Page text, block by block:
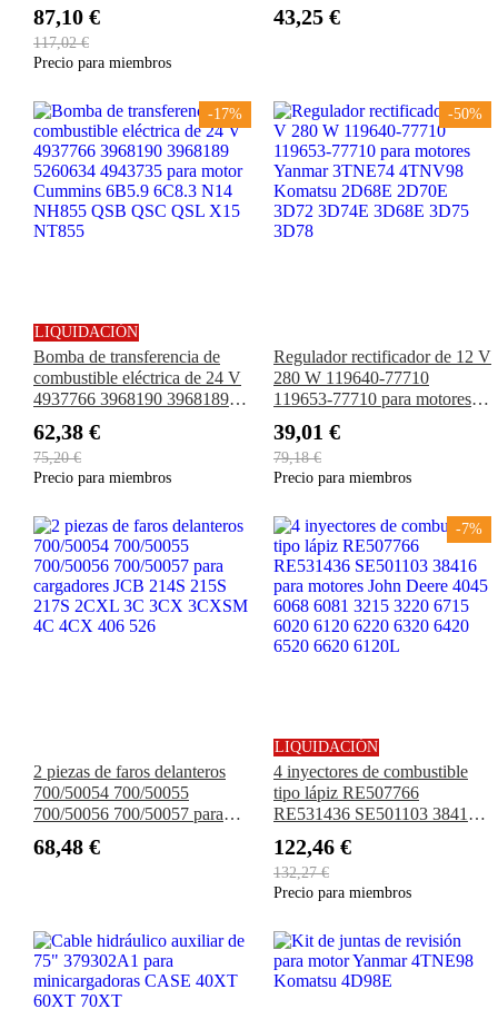
210LE 240 250 260 270 485E
486E 488E 550G 650G 344J
344H
87,10 €
117,02 €
Precio para miembros
S770 S850
43,25 €
-17%
LIQUIDACIÓN
Bomba de transferencia de
combustible eléctrica de 24 V
4937766 3968190 3968189
Cummins 6B5.9 6C8.3 N14
NH855 QSB QSC QSL X15
NT855
62,38 €
75,20 €
Precio para miembros
-50%
Regulador rectificador de 12 V
280 W 119640-77710
119653-77710 para motores
Komatsu 2D68E 2D70E
3D72 3D74E 3D68E 3D75
3D78
39,01 €
79,18 €
Precio para miembros
2 piezas de faros delanteros
700/50054 700/50055
700/50056 700/50057 para
217S 2CXL 3C 3CX 3CXSM
68,48 €
-7%
LIQUIDACIÓN
4 inyectores de combustible
tipo lápiz RE507766
RE531436 SE501103 38416
6068 6081 3215 3220 6715
6020 6120 6220 6320 6420
6520 6620 6120L
122,46 €
132,27 €
Precio para miembros